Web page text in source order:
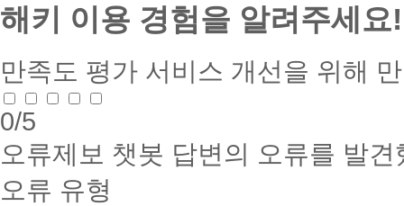
해키 이용 경험을 알려주세요!
만족도 평가 서비스 개선을 위해
0/5
오류제보 챗봇 답변의 오류를 발
오류 유형